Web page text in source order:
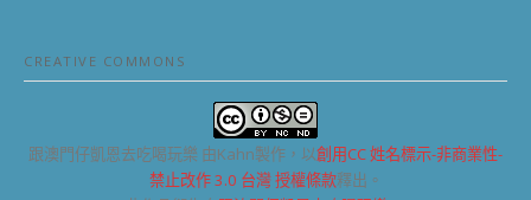
CREATIVE COMMONS
跟澳門仔凱恩去吃喝玩樂 由Kahn製作，以創用CC 姓名標示-非商業性-
禁止改作 3.0 台灣 授權條款釋出。